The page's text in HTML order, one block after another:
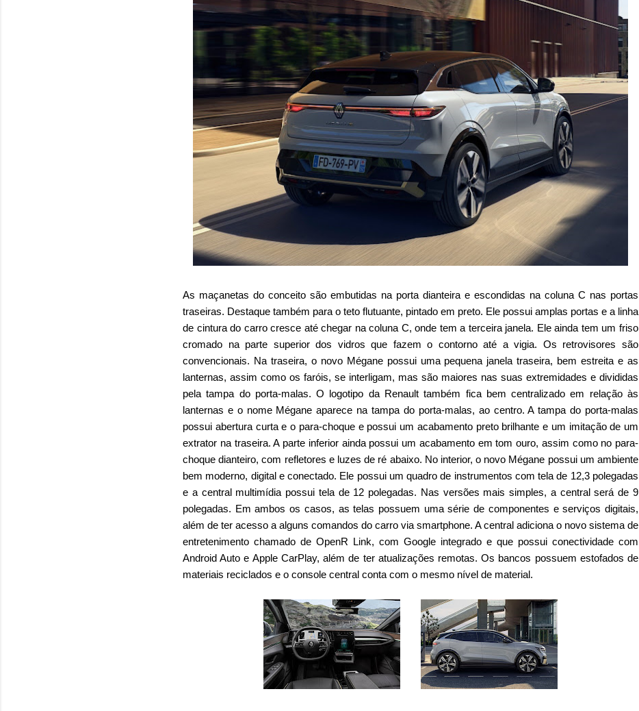
As maçanetas do conceito são embutidas na porta dianteira e escondidas na coluna C nas portas
traseiras. Destaque também para o teto flutuante, pintado em preto. Ele possui amplas portas e a linha
de cintura do carro cresce até chegar na coluna C, onde tem a terceira janela. Ele ainda tem um friso
cromado na parte superior dos vidros que fazem o contorno até a vigia. Os retrovisores são
convencionais. Na traseira, o novo Mégane possui uma pequena janela traseira, bem estreita e as
lanternas, assim como os faróis, se interligam, mas são maiores nas suas extremidades e divididas
pela tampa do porta-malas. O logotipo da Renault também fica bem centralizado em relação às
lanternas e o nome Mégane aparece na tampa do porta-malas, ao centro. A tampa do porta-malas
possui abertura curta e o para-choque e possui um acabamento preto brilhante e um imitação de um
extrator na traseira. A parte inferior ainda possui um acabamento em tom ouro, assim como no para-
choque dianteiro, com refletores e luzes de ré abaixo. No interior, o novo Mégane possui um ambiente
bem moderno, digital e conectado. Ele possui um quadro de instrumentos com tela de 12,3 polegadas
e a central multimídia possui tela de 12 polegadas. Nas versões mais simples, a central será de 9
polegadas. Em ambos os casos, as telas possuem uma série de componentes e serviços digitais,
além de ter acesso a alguns comandos do carro via smartphone. A central adiciona o novo sistema de
entretenimento chamado de OpenR Link, com Google integrado e que possui conectividade com
Android Auto e Apple CarPlay, além de ter atualizações remotas. Os bancos possuem estofados de
materiais reciclados e o console central conta com o mesmo nível de material.